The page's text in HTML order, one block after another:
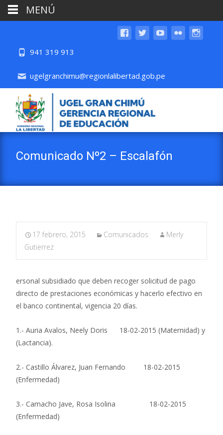
941 319 913
ugelgranchimu@regionlalibertad.gob.pe
Comunicado Nº2 – Escalafón
17 febrero, 2015 Comunicados
Merly
Gutierrez
ersonal subsidiado que deben recoger solicitud de pago
directo de prestaciones económicas y hacerlo efectivo en
el banco continental, vigencia 20 días.
1.- Auria Avalos, Neely Doris 18-02-2015 (Maternidad) y
(Lactancia).
2.- Castillo Álvarez, Juan Fernando 18-02-2015
(Enfermedad)
3.- Camacho Jave, Rosa Isolina 18-02-2015
(Enfermedad)
MENÚ